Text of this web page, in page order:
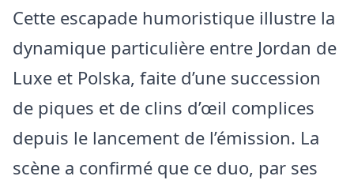
Cette escapade humoristique illustre la
dynamique particulière entre Jordan de
Luxe et Polska, faite d’une succession
de piques et de clins d’œil complices
depuis le lancement de l’émission. La
scène a confirmé que ce duo, par ses